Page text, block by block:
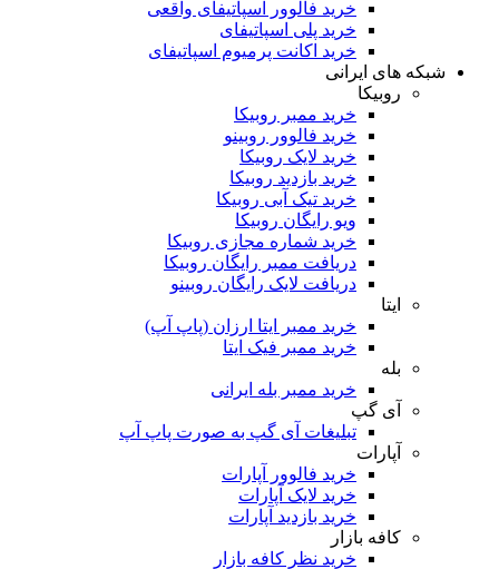
خرید فالوور اسپاتیفای واقعی
خرید پلی اسپاتیفای
خرید اکانت پرمیوم اسپاتیفای
شبکه های ایرانی
روبیکا
خرید ممبر روبیکا
خرید فالوور روبینو
خرید لایک روبیکا
خرید بازدید روبیکا
خرید تیک آبی روبیکا
ویو رایگان روبیکا
خرید شماره مجازی روبیکا
دریافت ممبر رایگان روبیکا
دریافت لایک رایگان روبینو
ایتا
خرید ممبر ایتا ارزان (پاپ آپ)
خرید ممبر فیک ایتا
بله
خرید ممبر بله ایرانی
آی گپ
تبلیغات آی گپ به صورت پاپ آپ
آپارات
خرید فالوور آپارات
خرید لایک آپارات
خرید بازدید آپارات
کافه بازار
خرید نظر کافه بازار